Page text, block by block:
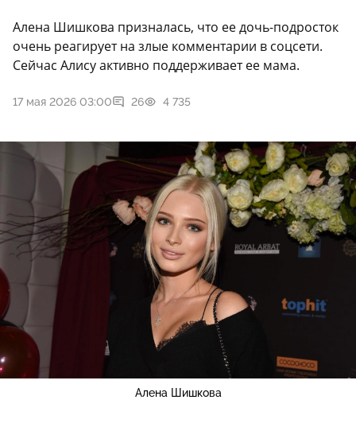
Алена Шишкова призналась, что ее дочь-подросток
очень реагирует на злые комментарии в соцсети.
Сейчас Алису активно поддерживает ее мама.
17 мая 2026 03:00 26 4 735
Алена Шишкова